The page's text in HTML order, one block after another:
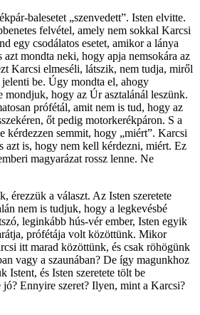
balesetet „szenvedett”. Isten elvitte.
felvétel, amely nem sokkal Karcsi
egy csodálatos esetet, amikor a lánya
azt mondta neki, hogy apja nemsokára az
Karcsi elmeséli, látszik, nem tudja, miről
be. Úgy mondta el, ahogy
mondjuk, hogy az Úr asztalánál leszünk.
prófétál, amit nem is tud, hogy az
őt pedig motorkerékpáron. S a
kérdezzen semmit, hogy „miért”. Karcsi
azt is, hogy nem kell kérdezni, miért. Ez
magyarázat rossz lenne. Ne
érezzük a választ. Az Isten szeretete
nem is tudjuk, hogy a legkevésbé
leginkább hús-vér ember, Isten egyik
prófétája volt közöttünk. Mikor
itt marad közöttünk, és csak röhögünk
vagy a szaunában? De így magunkhoz
Istent, és Isten szeretete tölt be
Ennyire szeret? Ilyen, mint a Karcsi?